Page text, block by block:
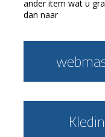
ander item wat u
dan naar